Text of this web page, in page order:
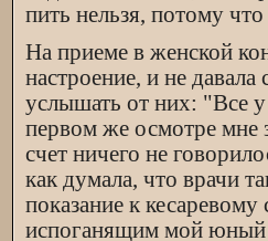
пить нельзя, потому
На приеме в женской
настроение, и не
услышать от них: "Все
первом же осмотре мне
счет ничего не
как думала, что врачи
показание к
испоганящим мой юный